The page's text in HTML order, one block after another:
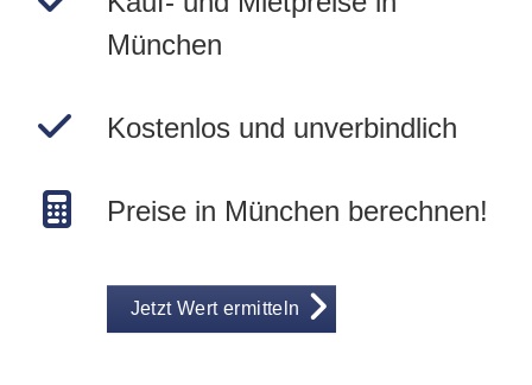
München
Kostenlos und unverbindlich
Preise in München berechnen!
Jetzt Wert ermitteln